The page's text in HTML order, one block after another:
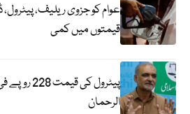
عوام کو جزوی ریلیف،
قیمتوں میں کمی
پیٹرول کی
الرحمان